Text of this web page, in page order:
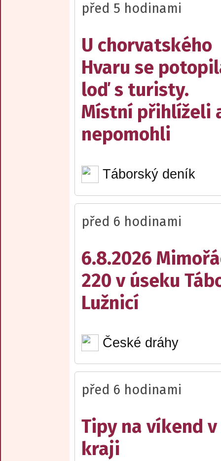
před 5 hodinami
U chorvatského
Hvaru se
loď s turisty.
Místní přihlíželi
nepomohli
Táborský deník
před 6 hodinami
6.8.2026
220 v úseku
Lužnicí
České dráhy
před 6 hodinami
Tipy na víkend
kraji